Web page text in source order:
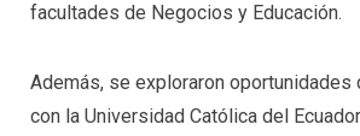
facultades de Negocios y Educación.
Además, se exploraron oportunidades
con la Universidad Católica del